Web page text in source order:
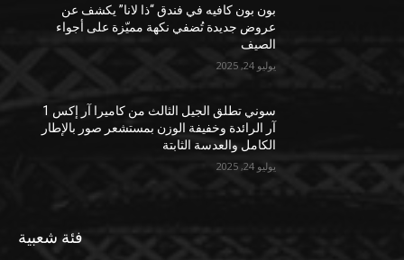
بون بون كافيه في فندق “ذا لانا” يكشف عن
عروض جديدة تُضفي نكهة مميّزة على أجواء
الصيف
يوليو 24, 2025
سوني تطلق الجيل الثالث من كاميرا آر إكس 1
آر الرائدة وخفيفة الوزن بمستشعر صور بالإطار
الكامل والعدسة الثابتة
يوليو 24, 2025
فئة شعبية